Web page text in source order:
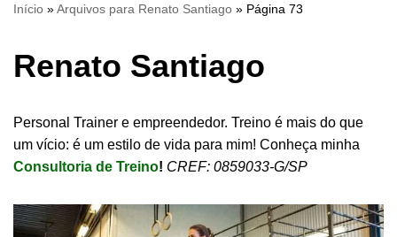
Início »Arquivos para Renato Santiago » Página 73
Renato Santiago
Personal Trainer e empreendedor. Treino é mais do que
um vício: é um estilo de vida para mim! Conheça minha
Consultoria de Treino! CREF: 0859033-G/SP